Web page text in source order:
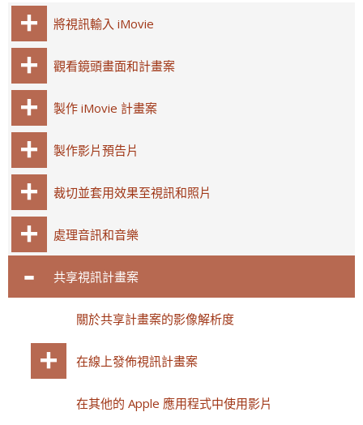
將視訊輸入 iMovie
觀看鏡頭畫面和計畫案
製作 iMovie 計畫案
製作影片預告片
裁切並套用效果至視訊和照片
處理音訊和音樂
共享視訊計畫案
關於共享計畫案的影像解析度
在線上發佈視訊計畫案
在其他的 Apple 應用程式中使用影片